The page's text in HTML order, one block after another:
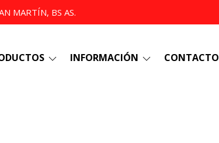
MARTÍN, BS AS.
INFORMACIÓN CONTACTO